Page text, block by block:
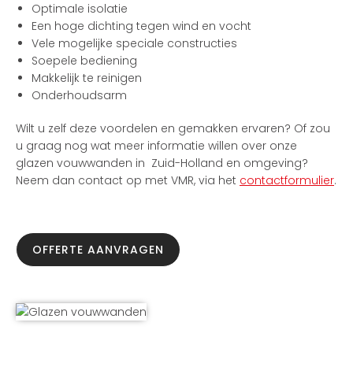
Optimale isolatie
Een hoge dichting tegen wind en vocht
Vele mogelijke speciale constructies
Soepele bediening
Makkelijk te reinigen
Onderhoudsarm
Wilt u zelf deze voordelen en gemakken ervaren? Of zou
u graag nog wat meer informatie willen over onze
glazen vouwwanden in Zuid-Holland en omgeving?
Neem dan contact op met VMR, via het contactformulier.
OFFERTE AANVRAGEN